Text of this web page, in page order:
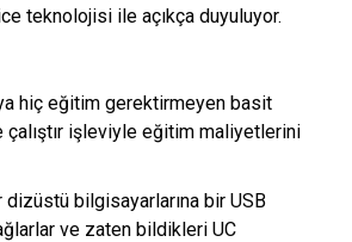
teknolojisi ile açıkça duyuluyor.
hiç eğitim gerektirmeyen basit
çalıştır işleviyle eğitim maliyetlerini
dizüstü bilgisayarlarına bir USB
ve zaten bildikleri UC